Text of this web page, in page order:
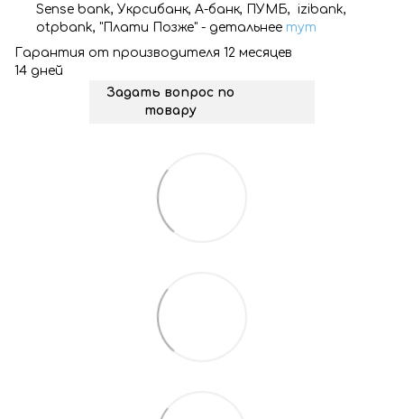
Sense bank, Укрсибанк, А-банк, ПУМБ, izibank,
otpbank, "Плати Позже" - детальнее тут
Гарантия от производителя 12 месяцев
14 дней
Задать вопрос по
товару